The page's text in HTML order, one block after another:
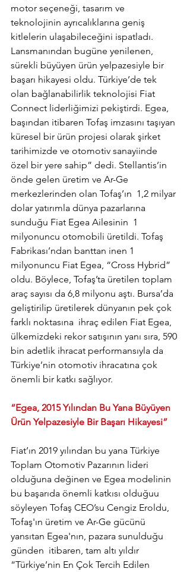
motor seçeneği, tasarım ve
teknolojinin ayrıcalıklarına geniş
kitlelerin ulaşabileceğini ispatladı.
Lansmanından bugüne yenilenen,
sürekli büyüyen ürün yelpazesiyle bir
başarı hikayesi oldu. Türkiye’de tek
olan bağlanabilirlik teknolojisi Fiat
Connect liderliğimizi pekiştirdi. Egea,
başından itibaren Tofaş imzasını taşıyan
küresel bir ürün projesi olarak şirket
tarihimizde ve otomotiv sanayiinde
özel bir yere sahip” dedi. Stellantis’in
önde gelen üretim ve Ar-Ge
merkezlerinden olan Tofaş’ın  1,2 milyar
dolar yatırımla dünya pazarlarına
sunduğu Fiat Egea Ailesinin  1
milyonuncu otomobili üretildi. Tofaş
Fabrikası’ndan banttan inen 1
milyonuncu Fiat Egea, “Cross Hybrid”
oldu. Böylece, Tofaş’ta üretilen toplam
araç sayısı da 6,8 milyonu aştı. Bursa’da
geliştirilip üretilerek dünyanın pek çok
farklı noktasına  ihraç edilen Fiat Egea,
ülkemizdeki rekor satışının yanı sıra, 590
bin adetlik ihracat performansıyla da
Türkiye’nin otomotiv ihracatına çok
önemli bir katkı sağlıyor.
“Egea, 2015 Yılından Bu Yana Büyüyen
Ürün Yelpazesiyle Bir Başarı Hikayesi”
Fiat’ın 2019 yılından bu yana Türkiye
Toplam Otomotiv Pazarının lideri
olduğuna değinen ve Egea modelinin
bu başarıda önemli katkısı olduğuu
söyleyen Tofaş CEO’su Cengiz Eroldu,
Tofaş'ın üretim ve Ar-Ge gücünü
yansıtan Egea'nın, pazara sunulduğu
günden  itibaren, tam altı yıldır
“Türkiye’nin En Çok Tercih Edilen